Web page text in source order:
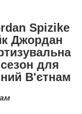
Spizike
Джордан
для
В'єтнам